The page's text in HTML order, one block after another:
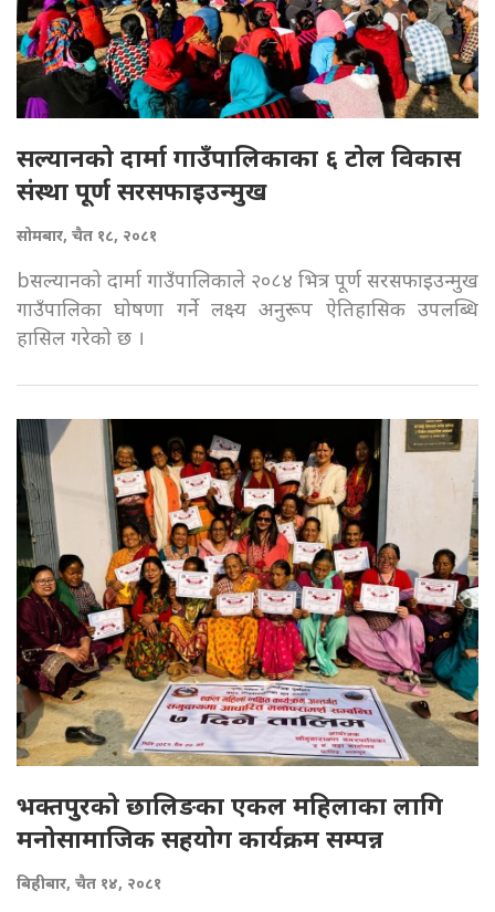
सल्यानको दार्मा गाउँपालिकाका ६ टोल विकास
संस्था पूर्ण सरसफाइउन्मुख
सोमबार, चैत १८, २०८१
bसल्यानको दार्मा गाउँपालिकाले २०८४ भित्र पूर्ण सरसफाइउन्मुख
गाउँपालिका घोषणा गर्ने लक्ष्य अनुरूप ऐतिहासिक उपलब्धि
हासिल गरेको छ ।
भक्तपुरको छालिङका एकल महिलाका लागि
मनोसामाजिक सहयोग कार्यक्रम सम्पन्न
बिहीबार, चैत १४, २०८१